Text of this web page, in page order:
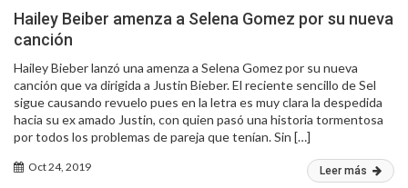
Hailey Beiber amenza a Selena Gomez por su nueva
canción
Hailey Bieber lanzó una amenza a Selena Gomez por su nueva
canción que va dirigida a Justin Bieber. El reciente sencillo de Sel
sigue causando revuelo pues en la letra es muy clara la despedida
hacia su ex amado Justin, con quien pasó una historia tormentosa
por todos los problemas de pareja que tenían. Sin […]
Oct 24, 2019 Leer más